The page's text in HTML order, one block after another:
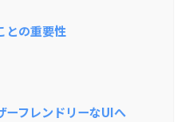
との重要性
ーフレンドリーなUIへ